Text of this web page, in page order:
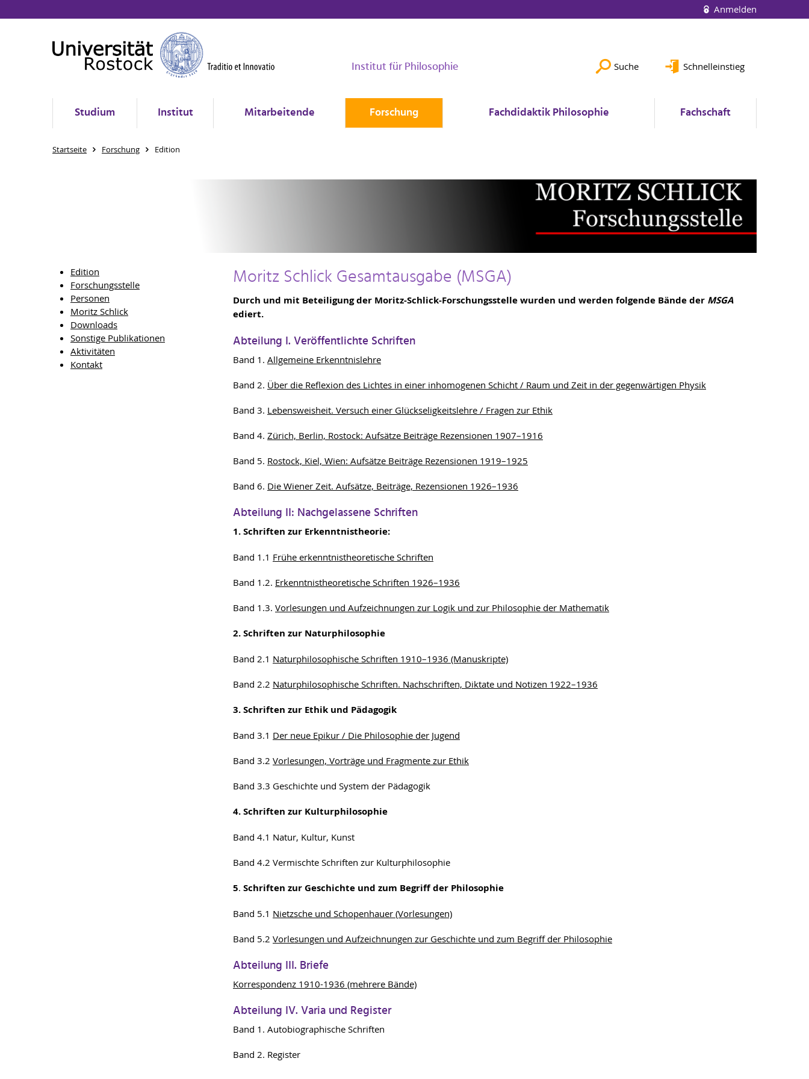
Anmelden
Institut für Philosophie Suche Schnelleinstieg
Studium Institut Mitarbeitende Forschung Fachdidaktik Philosophie Fachschaft
Startseite Forschung Edition
Edition
Forschungsstelle
Personen
Moritz Schlick
Downloads
Sonstige Publikationen
Aktivitäten
Kontakt
Moritz Schlick Gesamtausgabe (MSGA)
Durch und mit Beteiligung der Moritz-Schlick-Forschungsstelle wurden und werden folgende Bände der MSGA
ediert.
Abteilung I. Veröffentlichte Schriften
Band 1. Allgemeine Erkenntnislehre
Band 2. Über die Reflexion des Lichtes in einer inhomogenen Schicht / Raum und Zeit in der gegenwärtigen Physik
Band 3. Lebensweisheit. Versuch einer Glückseligkeitslehre / Fragen zur Ethik
Band 4. Zürich, Berlin, Rostock: Aufsätze Beiträge Rezensionen 1907–1916
Band 5. Rostock, Kiel, Wien: Aufsätze Beiträge Rezensionen 1919–1925
Band 6. Die Wiener Zeit. Aufsätze, Beiträge, Rezensionen 1926–1936
Abteilung II: Nachgelassene Schriften
1. Schriften zur Erkenntnistheorie:
Band 1.1 Frühe erkenntnistheoretische Schriften
Band 1.2. Erkenntnistheoretische Schriften 1926–1936
Band 1.3. Vorlesungen und Aufzeichnungen zur Logik und zur Philosophie der Mathematik
2. Schriften zur Naturphilosophie
Band 2.1 Naturphilosophische Schriften 1910–1936 (Manuskripte)
Band 2.2 Naturphilosophische Schriften. Nachschriften, Diktate und Notizen 1922–1936
3. Schriften zur Ethik und Pädagogik
Band 3.1 Der neue Epikur / Die Philosophie der Jugend
Band 3.2 Vorlesungen, Vorträge und Fragmente zur Ethik
Band 3.3 Geschichte und System der Pädagogik
4. Schriften zur Kulturphilosophie
Band 4.1 Natur, Kultur, Kunst
Band 4.2 Vermischte Schriften zur Kulturphilosophie
5. Schriften zur Geschichte und zum Begriff der Philosophie
Band 5.1 Nietzsche und Schopenhauer (Vorlesungen)
Band 5.2 Vorlesungen und Aufzeichnungen zur Geschichte und zum Begriff der Philosophie
Abteilung III. Briefe
Korrespondenz 1910-1936 (mehrere Bände)
Abteilung IV. Varia und Register
Band 1. Autobiographische Schriften
Band 2. Register